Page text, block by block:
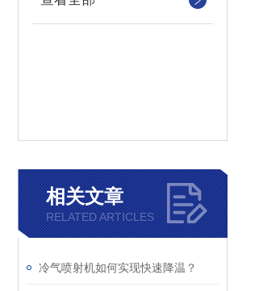
相关文章
RELATED ARTICLES
冷气喷射机如何实现快速降温？